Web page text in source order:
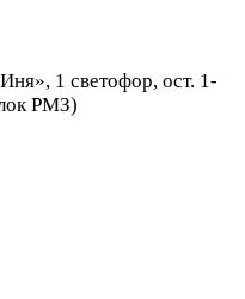
1 светофор, ост. 1-
РМЗ)